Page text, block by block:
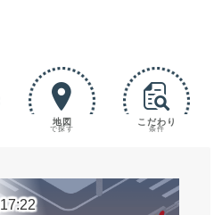
地図
で探す
こだわり
条件